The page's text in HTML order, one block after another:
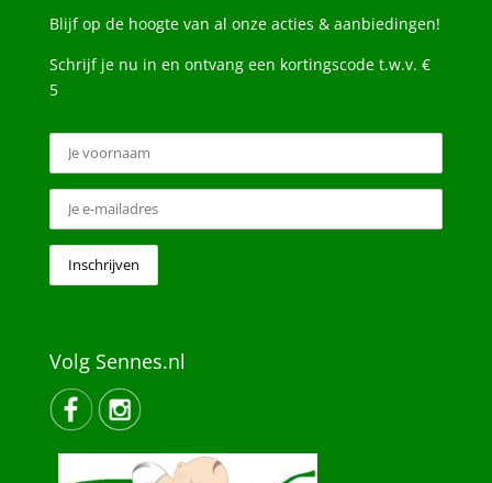
Blijf op de hoogte van al onze acties & aanbiedingen!
Schrijf je nu in en ontvang een kortingscode t.w.v. €
5
Volg Sennes.nl